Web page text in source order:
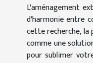
L'aménagement
d'harmonie entre
cette recherche, la
comme une
pour sublimer